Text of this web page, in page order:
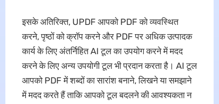
इसके अतिरिक्त, UPDF आपको PDF को व्यवस्थित
करने, पृष्ठों को क्रॉप करने और PDF पर अधिक उत्पादक
कार्य के लिए अंतर्निहित AI टूल का उपयोग करने में मदद
करने के लिए अन्य उपयोगी टूल भी प्रदान करता है। AI टूल
आपको PDF में शब्दों का सारांश बनाने, लिखने या समझाने
में मदद करते हैं ताकि आपको टूल बदलने की आवश्यकता न